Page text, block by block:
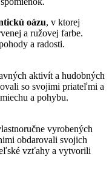
oázu, v ktorej
a ružovej farbe.
a radosti.
aktivít a hudobných
so svojimi priateľmi a
a pohybu.
vyrobených
obdarovali svojich
vzťahy a vytvorili